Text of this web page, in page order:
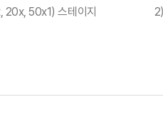
: 5x, 10x, 20x, 50x1) 스테